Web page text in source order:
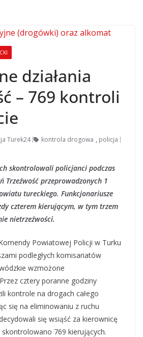
działania
– 769 kontroli
Turek24 kontrola drogowa , policja
skontrolowali policjanci podczas
Trzeźwość przeprowadzonych 1
tureckiego. Funkcjonariusze
czterem kierującym, w tym trzem
nietrzeźwości.
Powiatowej Policji w Turku
podległych komisariatów
wzmożone
cztery poranne godziny
kontrole na drogach całego
się na eliminowaniu z ruchu
się wsiąść za kierownicę
769 kierujących.